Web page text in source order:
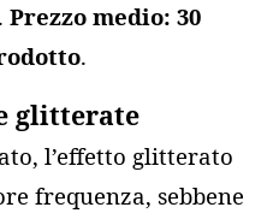
Prezzo medio: 30
.
glitterate
l’effetto glitterato
frequenza, sebbene